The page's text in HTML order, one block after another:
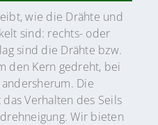
wie die Drähte und
sind: rechts- oder
sind die Drähte bzw.
den Kern gedreht, bei
Die
Verhalten des Seils
Wir bieten